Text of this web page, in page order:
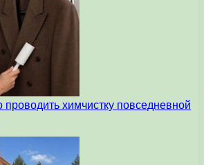
проводить химчистку повседневной